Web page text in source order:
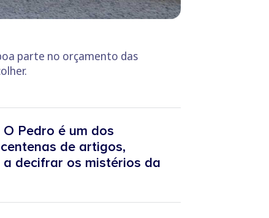
parte no orçamento das
Pedro é um dos
de artigos,
decifrar os mistérios da